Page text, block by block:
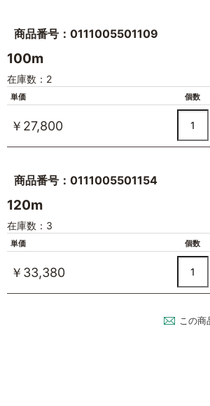
商品番号：0111005501109
100m
在庫数：2
単価 個数
￥27,800
商品番号：0111005501154
120m
在庫数：3
単価 個数
￥33,380
この